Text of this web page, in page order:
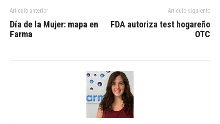
Artículo anterior
Día de la Mujer: mapa en
Farma
Artículo siguiente
FDA autoriza test hogareño
OTC